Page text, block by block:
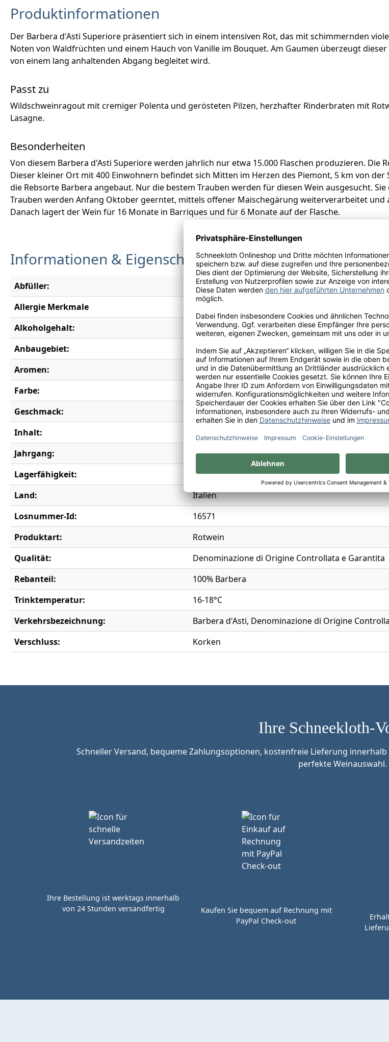
Produktinformationen
Der Barbera d'Asti Superiore präsentiert sich in einem intensiven Rot, das mit schimmernden
Noten von Waldfrüchten und einem Hauch von Vanille im Bouquet. Am Gaumen überzeugt
von einem lang anhaltenden Abgang begleitet wird.
Passt zu
Wildschweinragout mit cremiger Polenta und gerösteten Pilzen, herzhafter Rinderbraten mit
Lasagne.
Besonderheiten
Von diesem Barbera d'Asti Superiore werden jahrlich nur etwa 15.000 Flaschen produzieren. Die
Dieser kleiner Ort mit 400 Einwohnern befindet sich Mitten im Herzen des Piemont, 5 km von
die Rebsorte Barbera angebaut. Nur die bestem Trauben werden für diesen Wein ausgesucht.
Trauben werden Anfang Oktober geerntet, mittels offener Maischegärung weiterverarbeitet
Danach lagert der Wein für 16 Monate in Barriques und für 6 Monate auf der Flasche.
Informationen & Eigenschaften
Abfüller:
Imbottigliato da: Alibrianza Srl, Regione Radice 1,
Allergie Merkmale
Alkoholgehalt:
15,0 % vol.
Anbaugebiet:
Piemont
Aromen:
Blaubeere, Eiche, Heller Tabak, Kirsche, Vanille
Farbe:
rot
Geschmack:
trocken
Inhalt:
Jahrgang:
2022
Lagerfähigkeit:
6 Jahre
Land:
Italien
Losnummer-Id:
16571
Produktart:
Rotwein
Qualität:
Denominazione di Origine Controllata e Garantita
Rebanteil:
100% Barbera
Trinktemperatur:
16-18°C
Verkehrsbezeichnung:
Barbera d'Asti, Denominazione di Origine
Verschluss:
Korken
Ihre Schneekloth-
Schneller Versand, bequeme Zahlungsoptionen, kostenfreie Lieferung
perfekte Weinauswahl.
Ihre Bestellung ist werktags innerhalb
von 24 Stunden versandfertig
Kaufen Sie bequem auf Rechnung mit
PayPal Check-out